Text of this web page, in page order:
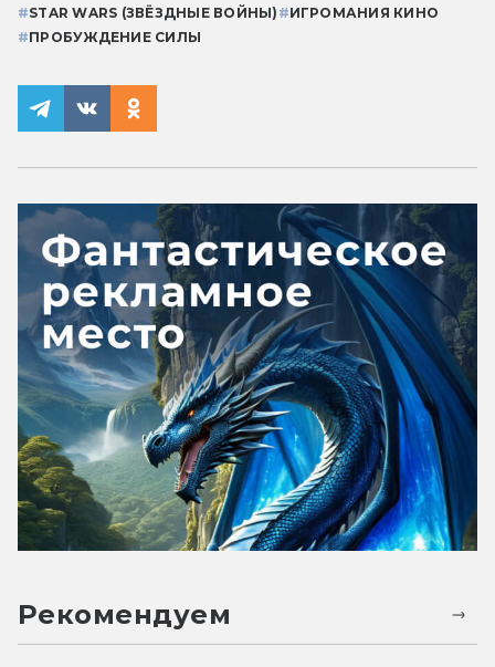
#STAR WARS (ЗВЁЗДНЫЕ ВОЙНЫ) #ИГРОМАНИЯ КИНО
#ПРОБУЖДЕНИЕ СИЛЫ
Рекомендуем